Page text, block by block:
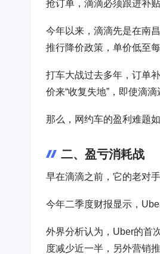
抢订单，滴滴必须跟进补贴
今年以来，滴滴先是在南
推行降价政策，单价低至每
打车大战过去多年，订单
价来“收复失地”，即使滴
那么，网约车的盈利难题
二、盈亏消耗战
早在滴滴之前，它的老对
今年二季度财报显示，
外界分析认为，Uber的首
度减少近一半，另外营销